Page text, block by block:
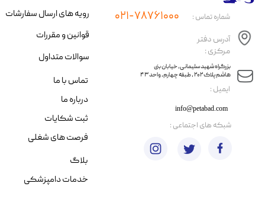
​ایمیل :
آدرس دفتر
مرکزی :
info@petabad.com
​​بزرگراه شهید سلیمانی، خیابان بنی
هاشم پلاک ۲۰۲ ، طبقه چهارم، واحد ۴۳
شماره تماس : ۰۲۱-۷۸۷۶۱۰۰۰
رویه های ارسال سفارشات
قوانین و مقررات
سوالات متداول
تماس با ما
درباره ما
ثبت شکایات
فرصت های شغلی
​شبکه های اجتماعی :
بلاگ
خدمات دامپزشکی